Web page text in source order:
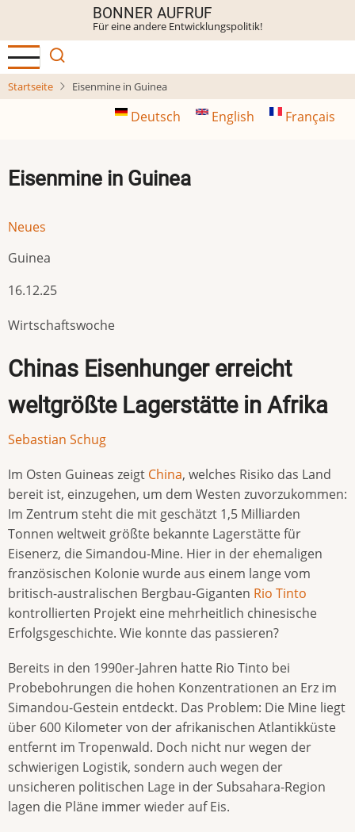
Inhalt
BONNER AUFRUF
Für eine andere Entwicklungspolitik!
Startseite Eisenmine in Guinea
Deutsch English Français
Eisenmine in Guinea
Neues
Guinea
16.12.25
Wirtschaftswoche
Chinas Eisenhunger erreicht
weltgrößte Lagerstätte in Afrika
Sebastian Schug
Im Osten Guineas zeigt China, welches Risiko das Land
bereit ist, einzugehen, um dem Westen zuvorzukommen:
Im Zentrum steht die mit geschätzt 1,5 Milliarden
Tonnen weltweit größte bekannte Lagerstätte für
Eisenerz, die Simandou-Mine. Hier in der ehemaligen
französischen Kolonie wurde aus einem lange vom
britisch-australischen Bergbau-Giganten Rio Tinto
kontrollierten Projekt eine mehrheitlich chinesische
Erfolgsgeschichte. Wie konnte das passieren?
Bereits in den 1990er-Jahren hatte Rio Tinto bei
Probebohrungen die hohen Konzentrationen an Erz im
Simandou-Gestein entdeckt. Das Problem: Die Mine liegt
über 600 Kilometer von der afrikanischen Atlantikküste
entfernt im Tropenwald. Doch nicht nur wegen der
schwierigen Logistik, sondern auch wegen der
unsicheren politischen Lage in der Subsahara-Region
lagen die Pläne immer wieder auf Eis.